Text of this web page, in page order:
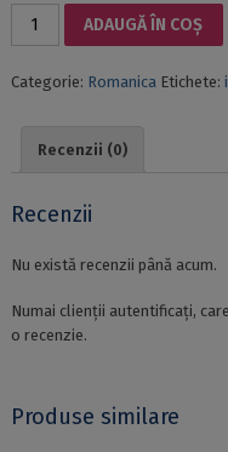
Cantitate
SENSI
DELLE
Visione
sulla
in
francese,
ADAUGĂ ÎN COȘ
Categorie: Romanica Etichete:
Recenzii (0)
Recenzii
Nu există recenzii până acum.
Numai clienții autentificați,
o recenzie.
Produse similare